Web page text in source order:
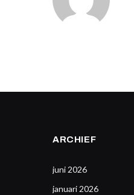
ARCHIEF
juni 2026
januari 2026